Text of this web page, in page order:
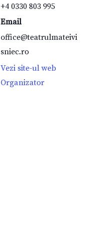
+4 0330 803 995
Email
office@teatrulmateivi
sniec.ro
Vezi site-ul web
Organizator